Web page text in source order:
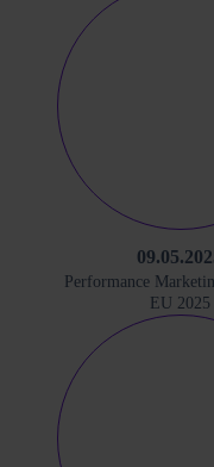
Performance
EU 2025